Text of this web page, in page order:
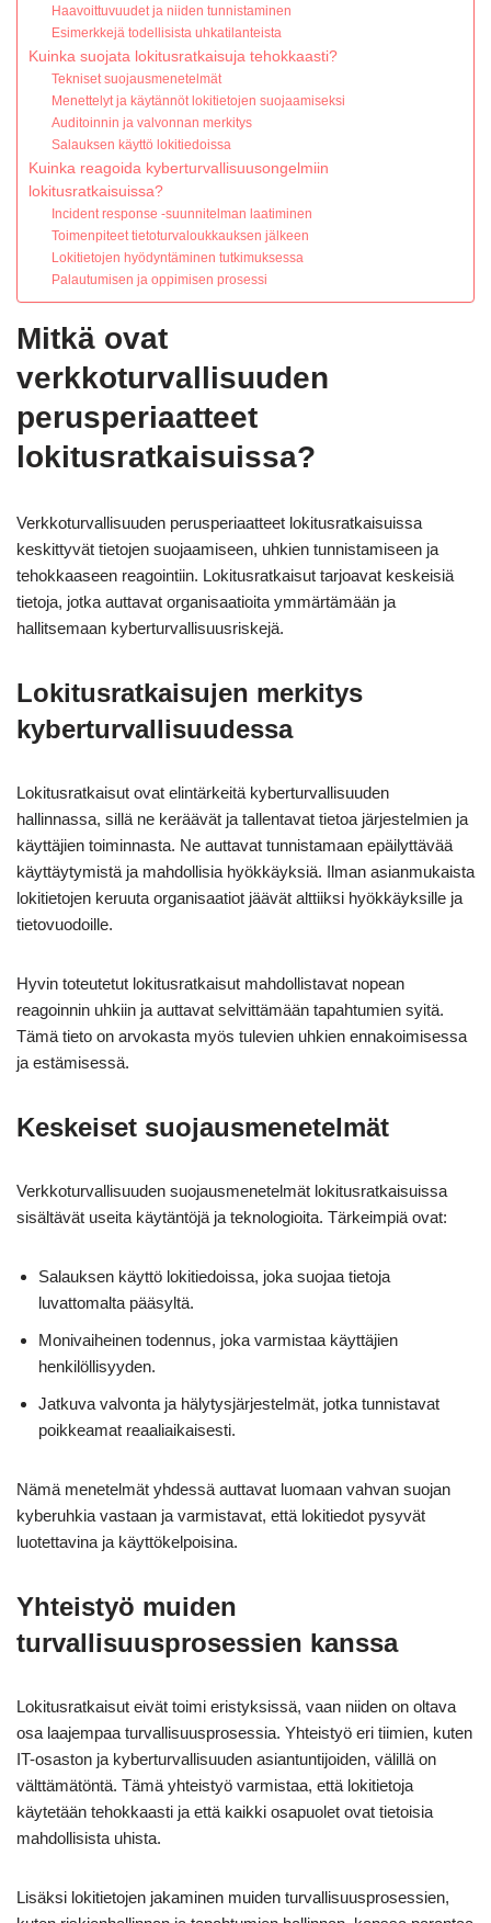
Haavoittuvuudet ja niiden tunnistaminen
Esimerkkejä todellisista uhkatilanteista
Kuinka suojata lokitusratkaisuja tehokkaasti?
Tekniset suojausmenetelmät
Menettelyt ja käytännöt lokitietojen suojaamiseksi
Auditoinnin ja valvonnan merkitys
Salauksen käyttö lokitiedoissa
Kuinka reagoida kyberturvallisuusongelmiin
lokitusratkaisuissa?
Incident response -suunnitelman laatiminen
Toimenpiteet tietoturvaloukkauksen jälkeen
Lokitietojen hyödyntäminen tutkimuksessa
Palautumisen ja oppimisen prosessi
Mitkä ovat
verkkoturvallisuuden
perusperiaatteet
lokitusratkaisuissa?
Verkkoturvallisuuden perusperiaatteet lokitusratkaisuissa
keskittyvät tietojen suojaamiseen, uhkien tunnistamiseen ja
tehokkaaseen reagointiin. Lokitusratkaisut tarjoavat keskeisiä
tietoja, jotka auttavat organisaatioita ymmärtämään ja
hallitsemaan kyberturvallisuusriskejä.
Lokitusratkaisujen merkitys
kyberturvallisuudessa
Lokitusratkaisut ovat elintärkeitä kyberturvallisuuden
hallinnassa, sillä ne keräävät ja tallentavat tietoa järjestelmien ja
käyttäjien toiminnasta. Ne auttavat tunnistamaan epäilyttävää
käyttäytymistä ja mahdollisia hyökkäyksiä. Ilman asianmukaista
lokitietojen keruuta organisaatiot jäävät alttiiksi hyökkäyksille ja
tietovuodoille.
Hyvin toteutetut lokitusratkaisut mahdollistavat nopean
reagoinnin uhkiin ja auttavat selvittämään tapahtumien syitä.
Tämä tieto on arvokasta myös tulevien uhkien ennakoimisessa
ja estämisessä.
Keskeiset suojausmenetelmät
Verkkoturvallisuuden suojausmenetelmät lokitusratkaisuissa
sisältävät useita käytäntöjä ja teknologioita. Tärkeimpiä ovat:
Salauksen käyttö lokitiedoissa, joka suojaa tietoja
luvattomalta pääsyltä.
Monivaiheinen todennus, joka varmistaa käyttäjien
henkilöllisyyden.
Jatkuva valvonta ja hälytysjärjestelmät, jotka tunnistavat
poikkeamat reaaliaikaisesti.
Nämä menetelmät yhdessä auttavat luomaan vahvan suojan
kyberuhkia vastaan ja varmistavat, että lokitiedot pysyvät
luotettavina ja käyttökelpoisina.
Yhteistyö muiden
turvallisuusprosessien kanssa
Lokitusratkaisut eivät toimi eristyksissä, vaan niiden on oltava
osa laajempaa turvallisuusprosessia. Yhteistyö eri tiimien, kuten
IT-osaston ja kyberturvallisuuden asiantuntijoiden, välillä on
välttämätöntä. Tämä yhteistyö varmistaa, että lokitietoja
käytetään tehokkaasti ja että kaikki osapuolet ovat tietoisia
mahdollisista uhista.
Lisäksi lokitietojen jakaminen muiden turvallisuusprosessien,